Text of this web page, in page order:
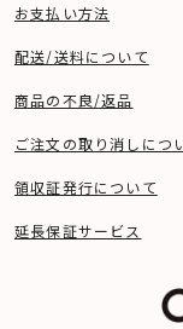
お支払い方法
配送/送料について
商品の不良/返品
ご注文の取り消しにつ
領収証発行について
延長保証サービス